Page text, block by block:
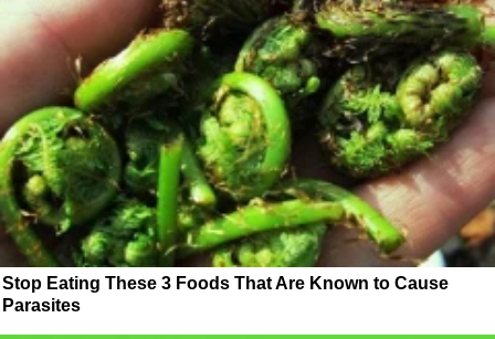
Stop Eating These 3 Foods That Are Known to Cause
Parasites